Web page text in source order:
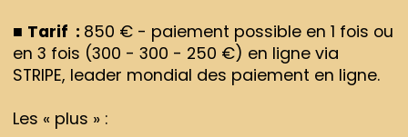
■ Tarif : 850 € - paiement possible en 1 fois ou
en 3 fois (300 - 300 - 250 €) en ligne via
STRIPE, leader mondial des paiement en ligne.
Les « plus » :